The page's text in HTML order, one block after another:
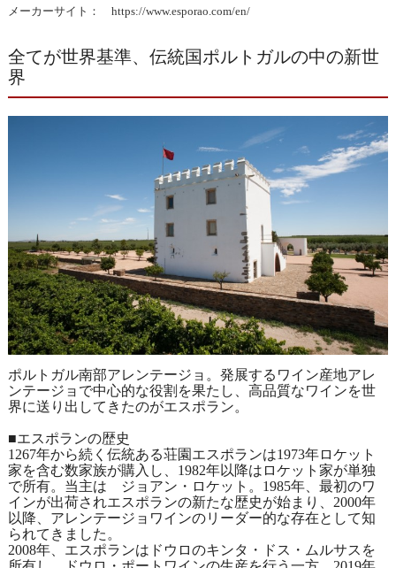
メーカーサイト： https://www.esporao.com/en/
全てが世界基準、伝統国ポルトガルの中の新世
界
ポルトガル南部アレンテージョ。発展するワイン産地アレ
ンテージョで中心的な役割を果たし、高品質なワインを世
界に送り出してきたのがエスポラン。
■エスポランの歴史
1267年から続く伝統ある荘園エスポランは1973年ロケット
家を含む数家族が購入し、1982年以降はロケット家が単独
で所有。当主は ジョアン・ロケット。1985年、最初のワ
インが出荷されエスポランの新たな歴史が始まり、2000年
以降、アレンテージョワインのリーダー的な存在として知
られてきました。
2008年、エスポランはドウロのキンタ・ドス・ムルサスを